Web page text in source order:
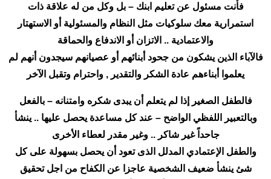
فأنت مسئول عن تعليم ابنك – بل وكل من له علاقة ذات
استمرارية معك سلوكيات مثل النظام والمسئولية أو الاستهتار
والاعتمادية .. الاتزان أو الاندفاع والحماقة
فالآباء الذين يشكون من جحود أبنائهم أو عصيانهم سيجدون أنهم لم
يعلموا أبناءهم عادة الشكر والتقدير , واحترام وتقبل الآخر
فالطفل الصغير إذا لم يتعلم أن يبدى شكره وامتنانه – بالفعل
وبالتعبير اللفظي الواضح – عند كل مساعدة يحصل عليها .. ينشأ
جاحداً غير شاكر .. وغير مقدر لعطاء الأخرى
والطفل الإعتمادي المدلل الذى تعود أن يحصل بسهولة على كل
شئ ينشأ ضعيف الشخصية عاجزا عن الكفاح من اجل تحقيق